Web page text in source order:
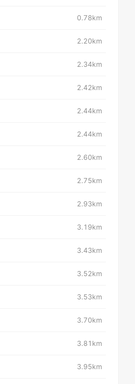
0.78km
2.20km
2.34km
2.42km
2.44km
2.44km
2.60km
2.75km
2.93km
3.19km
3.43km
3.52km
3.53km
3.70km
3.81km
3.95km